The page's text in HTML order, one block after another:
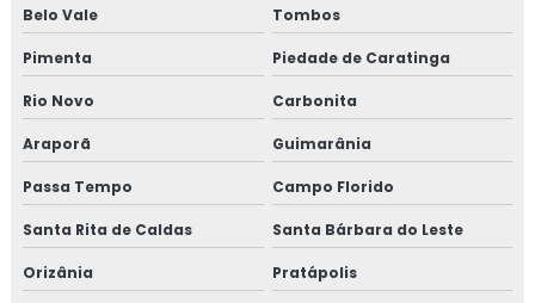
Belo Vale Tombos
Pimenta Piedade de Caratinga
Rio Novo Carbonita
Araporã Guimarânia
Passa Tempo Campo Florido
Santa Rita de Caldas Santa Bárbara do Leste
Orizânia Pratápolis